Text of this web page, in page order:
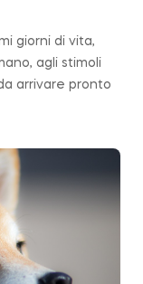
giorni di vita,
agli stimoli
arrivare pronto